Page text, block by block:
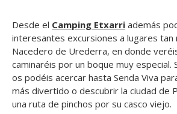
Desde el Camping Etxarri además
interesantes excursiones a lugares tan
Nacedero de Urederra, en donde
caminaréis por un boque muy especial.
os podéis acercar hasta Senda Viva
más divertido o descubrir la ciudad de
una ruta de pinchos por su casco viejo.